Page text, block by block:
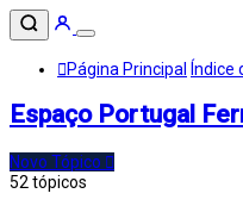
Página Principal Índice
Espaço Portugal
Novo Tópico
52 tópicos